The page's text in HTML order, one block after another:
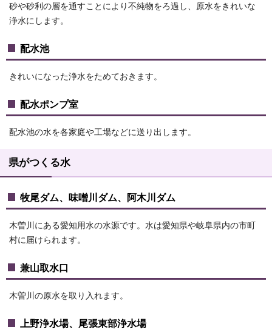
砂や砂利の層を通すことにより不純物をろ過し、原水をきれいな
浄水にします。
配水池
きれいになった浄水をためておきます。
配水ポンプ室
配水池の水を各家庭や工場などに送り出します。
県がつくる水
牧尾ダム、味噌川ダム、阿木川ダム
木曽川にある愛知用水の水源です。水は愛知県や岐阜県内の市町
村に届けられます。
兼山取水口
木曽川の原水を取り入れます。
上野浄水場、尾張東部浄水場